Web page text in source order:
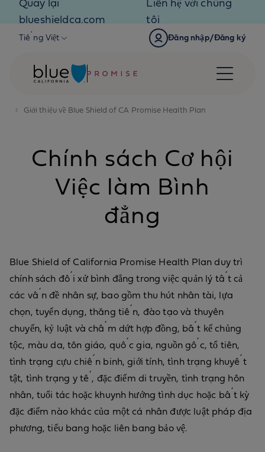
Skip to content
Quay lại
blueshieldca.com
Liên hệ với chúng
tôi
Tiếng Việt Đăng nhập/Đăng ký
Giới thiệu về Blue Shield of CA Promise Health Plan
Chính sách Cơ hội
Việc làm Bình
đẳng
Blue Shield of California Promise Health Plan duy trì
chính sách đối xử bình đẳng trong việc quản lý tất cả
các vấn đề nhân sự, bao gồm thu hút nhân tài, lựa
chọn, tuyển dụng, thăng tiến, đào tạo và thuyên
chuyển, kỷ luật và chấm dứt hợp đồng, bất kể chủng
tộc, màu da, tôn giáo, quốc gia, nguồn gốc, tổ tiên,
tình trạng cựu chiến binh, giới tính, tình trạng khuyết
tật, tình trạng y tế, đặc điểm di truyền, tình trạng hôn
nhân, tuổi tác hoặc khuynh hướng tình dục hoặc bất kỳ
đặc điểm nào khác của một cá nhân được luật pháp địa
phương, tiểu bang hoặc liên bang bảo vệ.